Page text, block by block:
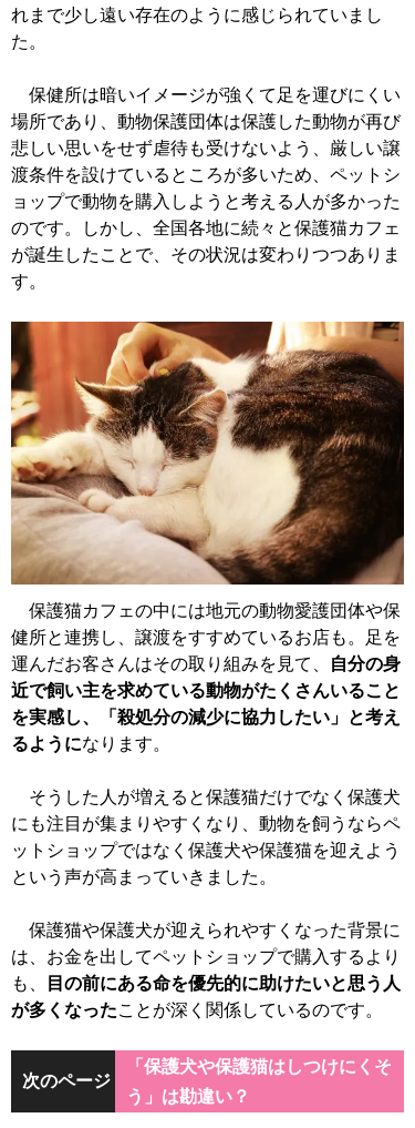
れまで少し遠い存在のように感じられていまし
た。
保健所は暗いイメージが強くて足を運びにくい
場所であり、動物保護団体は保護した動物が再び
悲しい思いをせず虐待も受けないよう、厳しい譲
渡条件を設けているところが多いため、ペットシ
ョップで動物を購入しようと考える人が多かった
のです。しかし、全国各地に続々と保護猫カフェ
が誕生したことで、その状況は変わりつつありま
す。
保護猫カフェの中には地元の動物愛護団体や保
健所と連携し、譲渡をすすめているお店も。足を
運んだお客さんはその取り組みを見て、
自分の身
近で飼い主を求めている動物がたくさんいること
を実感し、「殺処分の減少に協力したい」と考え
るようになります。
そうした人が増えると保護猫だけでなく保護犬
にも注目が集まりやすくなり、動物を飼うならペ
ットショップではなく保護犬や保護猫を迎えよう
という声が高まっていきました。
保護猫や保護犬が迎えられやすくなった背景に
は、お金を出してペットショップで購入するより
も、
目の前にある命を優先的に助けたいと思う人
が多くなったことが深く関係しているのです。
次のページ
「保護犬や保護猫はしつけにくそ
う」は勘違い？